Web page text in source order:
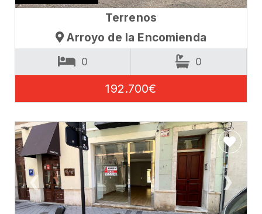
Terrenos
Arroyo de la Encomienda
0 0
192.700€
❮ ❯